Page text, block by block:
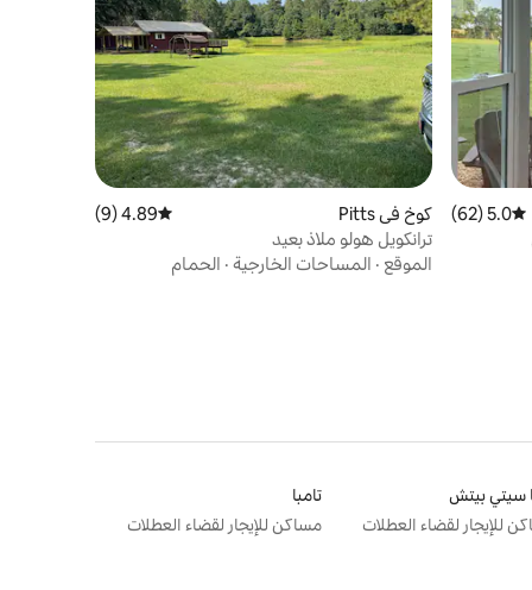
متوسط التقييم 5.0 من 5، 62 مراجعات
5.0 (62)
كوخ في Pitts متوسط التقييم 4.89 من 5، 9 مراجعات
4.89 (9)
ترانكويل هولو ملاذ بعيد
الموقع · المساحات الخارجية · الحمام
سيتي بيتش
للإيجار لقضاء العطلات
تامبا
مساكن للإيجار لقضاء العطلات